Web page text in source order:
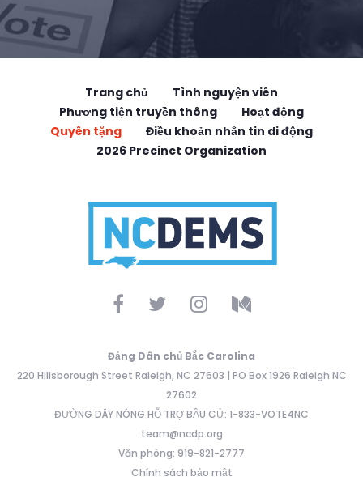
Trang chủ
Tình nguyện viên
Phương tiện truyền thông
Hoạt động
Quyên tặng
Điều khoản nhắn tin di động
2026 Precinct Organization
Đảng Dân chủ Bắc Carolina
220 Hillsborough Street Raleigh, NC 27603 | PO Box 1926 Raleigh NC
27602
ĐƯỜNG DÂY NÓNG HỖ TRỢ BẦU CỬ: 1-833-VOTE4NC
team@ncdp.org
Văn phòng: 919-821-2777
Chính sách bảo mật